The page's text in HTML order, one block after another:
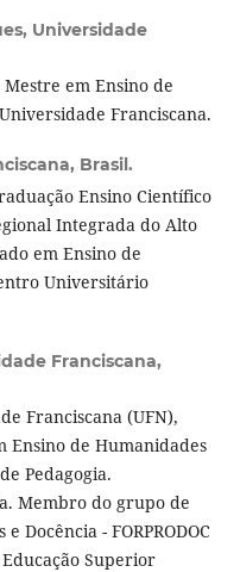
Universidade
em Ensino de
Franciscana.
Brasil.
Ensino Científico
Integrada do Alto
em Ensino de
Universitário
Franciscana,
Franciscana (UFN),
Ensino de Humanidades
Pedagogia.
Membro do grupo de
Docência - FORPRODOC
Superior